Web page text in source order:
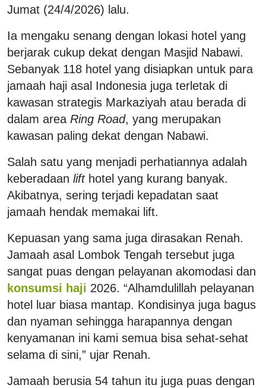
Jumat (24/4/2026) lalu.
Ia mengaku senang dengan lokasi hotel yang
berjarak cukup dekat dengan Masjid Nabawi.
Sebanyak 118 hotel yang disiapkan untuk para
jamaah haji asal Indonesia juga terletak di
kawasan strategis Markaziyah atau berada di
dalam area Ring Road, yang merupakan
kawasan paling dekat dengan Nabawi.
Salah satu yang menjadi perhatiannya adalah
keberadaan lifthotel yang kurang banyak.
Akibatnya, sering terjadi kepadatan saat
jamaah hendak memakai lift.
Kepuasan yang sama juga dirasakan Renah.
Jamaah asal Lombok Tengah tersebut juga
sangat puas dengan pelayanan akomodasi dan
konsumsi haji 2026. “Alhamdulillah pelayanan
hotel luar biasa mantap. Kondisinya juga bagus
dan nyaman sehingga harapannya dengan
kenyamanan ini kami semua bisa sehat-sehat
selama di sini,” ujar Renah.
Jamaah berusia 54 tahun itu juga puas dengan